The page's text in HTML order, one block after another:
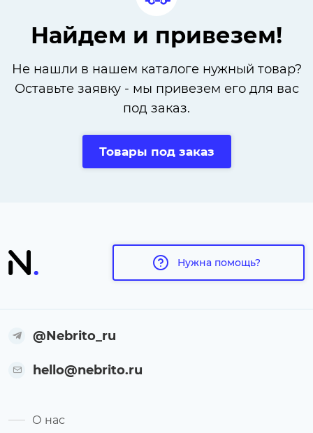
Найдем и привезем!
Не нашли в нашем каталоге нужный товар?
Оставьте заявку - мы привезем его для вас
под заказ.
Товары под заказ
Нужна помощь?
@Nebrito_ru
hello@nebrito.ru
О нас